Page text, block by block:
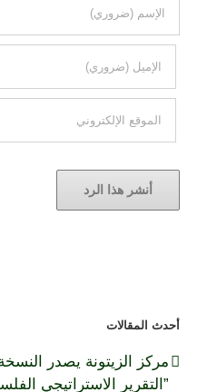
أحدث المقالات
مركز الزيتونة يصدر
”التقرير الاستراتيجي الفلسطيني